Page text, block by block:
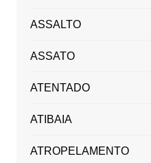
ASSALTO
ASSATO
ATENTADO
ATIBAIA
ATROPELAMENTO